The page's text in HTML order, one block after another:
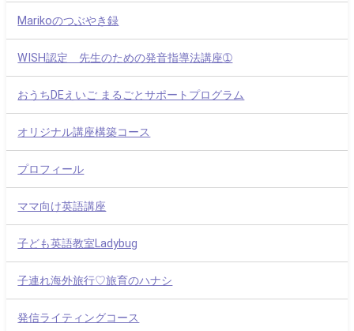
Marikoのつぶやき録
WISH認定 先生のための発音指導法講座➀
おうちDEえいご まるごとサポートプログラム
オリジナル講座構築コース
プロフィール
ママ向け英語講座
子ども英語教室Ladybug
子連れ海外旅行♡旅育のハナシ
発信ライティングコース